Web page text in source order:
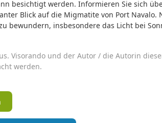
besichtigt werden. Informieren Sie sich
Blick auf die Migmatite von Port Navalo.
bewundern, insbesondere das Licht bei
Visorando und der Autor / die Autorin
werden.